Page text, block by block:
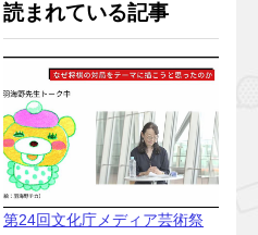
読まれている記事
第24回文化庁メディア芸術祭